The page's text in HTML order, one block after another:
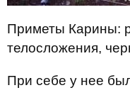
Приметы Карины:
телосложения,
При себе у нее